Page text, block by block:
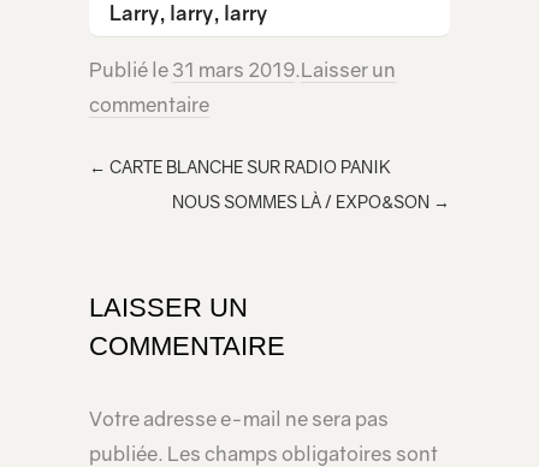
Larry, larry, larry
Publié le 31 mars 2019.Laisser un
commentaire
← CARTE BLANCHE SUR RADIO PANIK
NOUS SOMMES LÀ / EXPO&SON →
LAISSER UN
COMMENTAIRE
Votre adresse e-mail ne sera pas
publiée. Les champs obligatoires sont